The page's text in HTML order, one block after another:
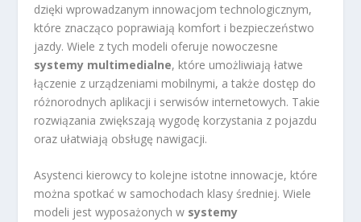
dzięki wprowadzanym innowacjom technologicznym,
które znacząco poprawiają komfort i bezpieczeństwo
jazdy. Wiele z tych modeli oferuje nowoczesne
systemy multimedialne, które umożliwiają łatwe
łączenie z urządzeniami mobilnymi, a także dostęp do
różnorodnych aplikacji i serwisów internetowych. Takie
rozwiązania zwiększają wygodę korzystania z pojazdu
oraz ułatwiają obsługę nawigacji.
Asystenci kierowcy to kolejne istotne innowacje, które
można spotkać w samochodach klasy średniej. Wiele
modeli jest wyposażonych w systemy